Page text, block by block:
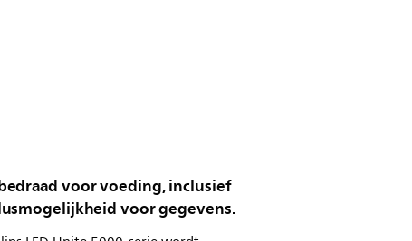
voor voeding, inclusief
voor gegevens.